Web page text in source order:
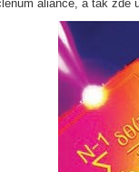
aliance, a tak zde